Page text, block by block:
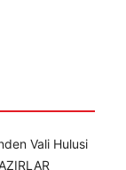
Vali Hulusi